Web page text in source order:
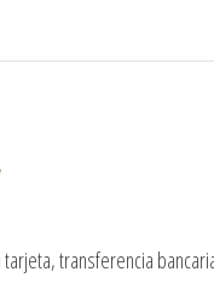
transferencia